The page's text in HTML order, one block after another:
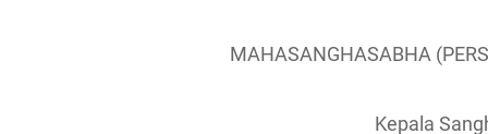
MAHASANGHASABHA
Kepala